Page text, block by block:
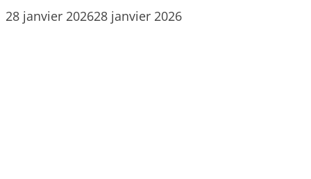
28 janvier 202628 janvier 2026